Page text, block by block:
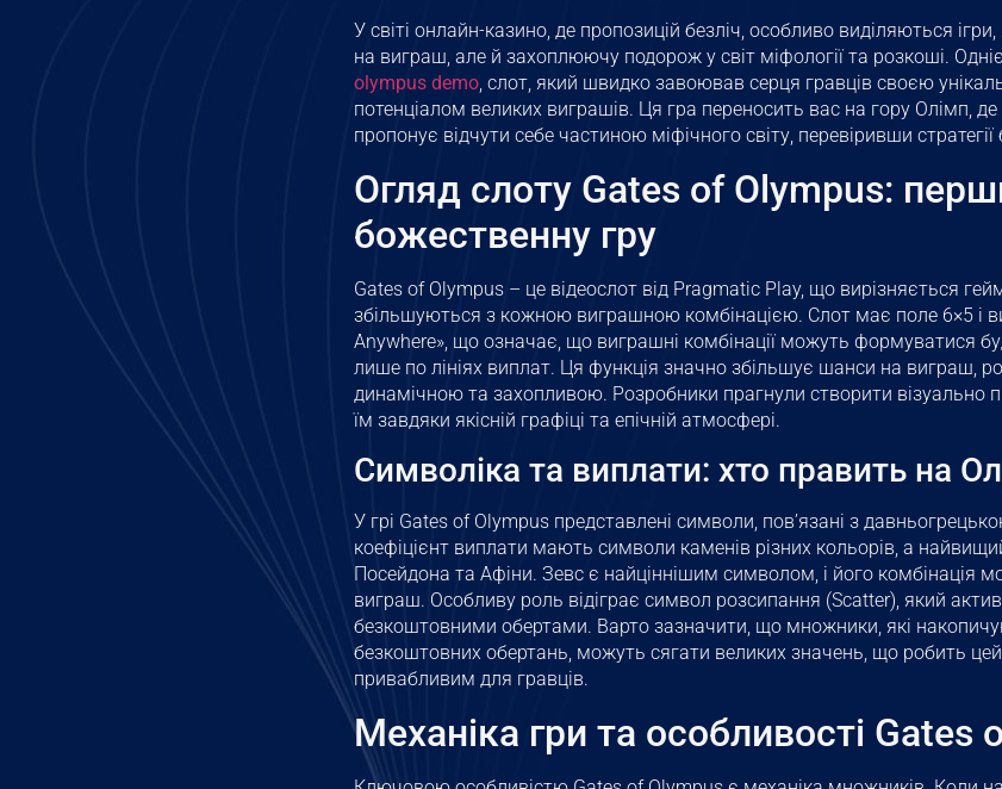
У світі онлайн-казино, де пропозицій безліч, особливо виділяються
на виграш, але й захоплюючу подорож у світ міфології та розкоші.
olympus demo, слот, який швидко завоював серця гравців своєю
потенціалом великих виграшів. Ця гра переносить вас на гору Олімп, де
пропонує відчути себе частиною міфічного світу, перевіривши
Огляд слоту Gates of Olympus:
божественну гру
Gates of Olympus – це відеослот від Pragmatic Play, що вирізняється
збільшуються з кожною виграшною комбінацією. Слот має поле 6×5 і
Anywhere», що означає, що виграшні комбінації можуть формуватися
лише по лініях виплат. Ця функція значно збільшує шанси на виграш,
динамічною та захопливою. Розробники прагнули створити візуально
їм завдяки якісній графіці та епічній атмосфері.
Символіка та виплати: хто править на
У грі Gates of Olympus представлені символи, пов’язані з
коефіцієнт виплати мають символи каменів різних кольорів, а
Посейдона та Афіни. Зевс є найціннішим символом, і його комбінація
виграш. Особливу роль відіграє символ розсипання (Scatter), який
безкоштовними обертами. Варто зазначити, що множники, які
безкоштовних обертань, можуть сягати великих значень, що робить
привабливим для гравців.
Механіка гри та особливості Gates